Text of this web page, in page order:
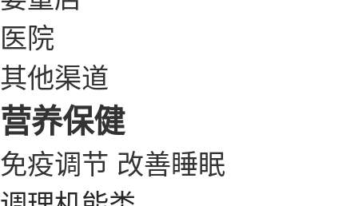
医院
其他渠道
营养保健
免疫调节 改善睡眠